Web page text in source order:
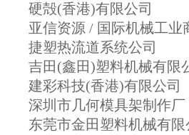
硬殻(香港)有限公司
亚信资源 / 国际机械工业
捷塑热流道系统公司
吉田(鑫田)塑料机械有限
建彩科技(香港)有限公司
深圳市几何模具架制作厂
东莞市金田塑料机械有限